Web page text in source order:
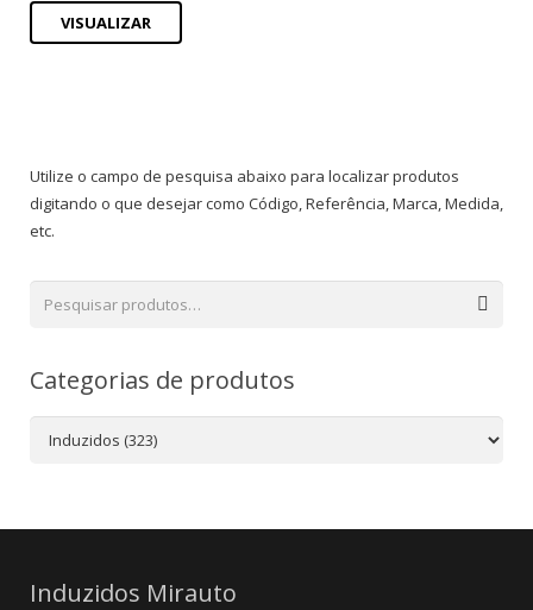
VISUALIZAR
Utilize o campo de pesquisa abaixo para localizar produtos
digitando o que desejar como Código, Referência, Marca, Medida,
etc.
Categorias de produtos
Induzidos Mirauto